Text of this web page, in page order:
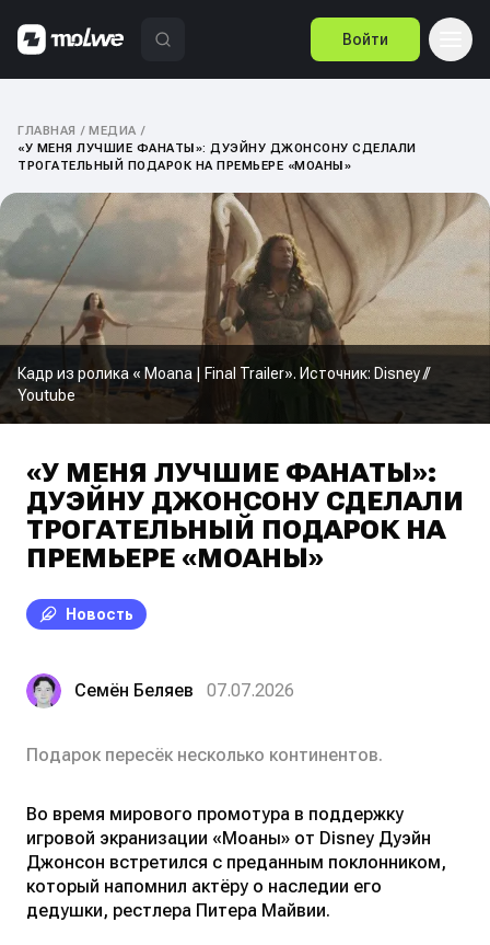
Войти
ГЛАВНАЯ / МЕДИА /
«У МЕНЯ ЛУЧШИЕ ФАНАТЫ»: ДУЭЙНУ ДЖОНСОНУ СДЕЛАЛИ
ТРОГАТЕЛЬНЫЙ ПОДАРОК НА ПРЕМЬЕРЕ «МОАНЫ»
Кадр из ролика « Moana | Final Trailer». Источник: Disney //
Youtube
«У МЕНЯ ЛУЧШИЕ ФАНАТЫ»:
ДУЭЙНУ ДЖОНСОНУ СДЕЛАЛИ
ТРОГАТЕЛЬНЫЙ ПОДАРОК НА
ПРЕМЬЕРЕ «МОАНЫ»
Новость
Семён Беляев 07.07.2026
Подарок пересёк несколько континентов.
Во время мирового промотура в поддержку
игровой экранизации «Моаны» от Disney Дуэйн
Джонсон встретился с преданным поклонником,
который напомнил актёру о наследии его
дедушки, рестлера Питера Майвии.